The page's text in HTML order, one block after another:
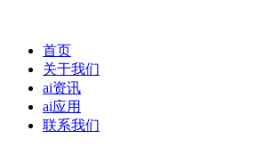
首页
关于我们
ai资讯
ai应用
联系我们